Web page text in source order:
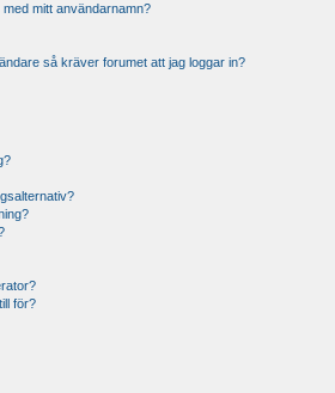
mitt användarnamn?
så kräver forumet att jag loggar in?
för?